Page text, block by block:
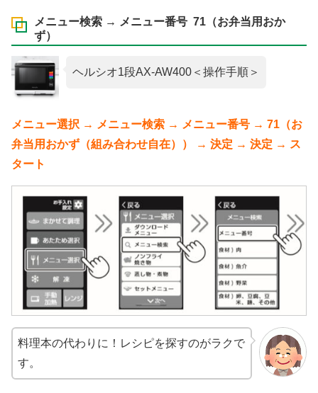
メニュー検索 → メニュー番号 71（お弁当用おか
ず）
ヘルシオ1段AX-AW400＜操作手順＞
メニュー選択 → メニュー検索 → メニュー番号 → 71（お
弁当用おかず（組み合わせ自在）） → 決定 → 決定 → ス
タート
料理本の代わりに！レシピを探すのがラクで
す。